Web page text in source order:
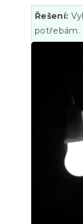
Řešení:
potřebám.